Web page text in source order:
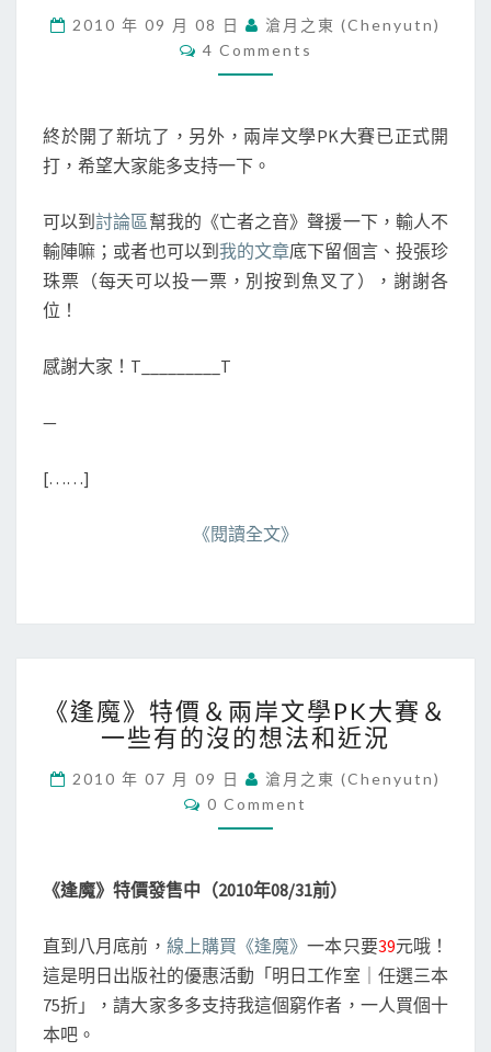
0
2
)
景
一
2010 年 09 月 08 日
滄月之東 (chenyutn)
C
O
N
T
S
4 Comments
終於開了新坑了，另外，兩岸文學PK大賽已正式開
打，希望大家能多支持一下。
可以到討論區幫我的《亡者之音》聲援一下，輸人不
輸陣嘛；或者也可以到 我的文章底下留個言、投張珍
珠票（每天可以投一票，別按到魚叉了），謝謝各
位！
感謝大家！T_________T
—
[……]
《閱讀全文》
逢
魔
特
價
＆
岸
文
P
K
大
《逢魔》特價＆兩岸文學PK大賽＆
一些有的沒的想法和近況
2010 年 07 月 09 日
滄月之東 (chenyutn)
C
O
0 Comment
《逢魔》特價發售中（2010年08/31前）
直到八月底前， 線上購買《逢魔》一本只要39元哦！
這是明日出版社的優惠活動「明日工作室｜任選三本
75折」，請大家多多支持我這個窮作者，一人買個十
本吧。